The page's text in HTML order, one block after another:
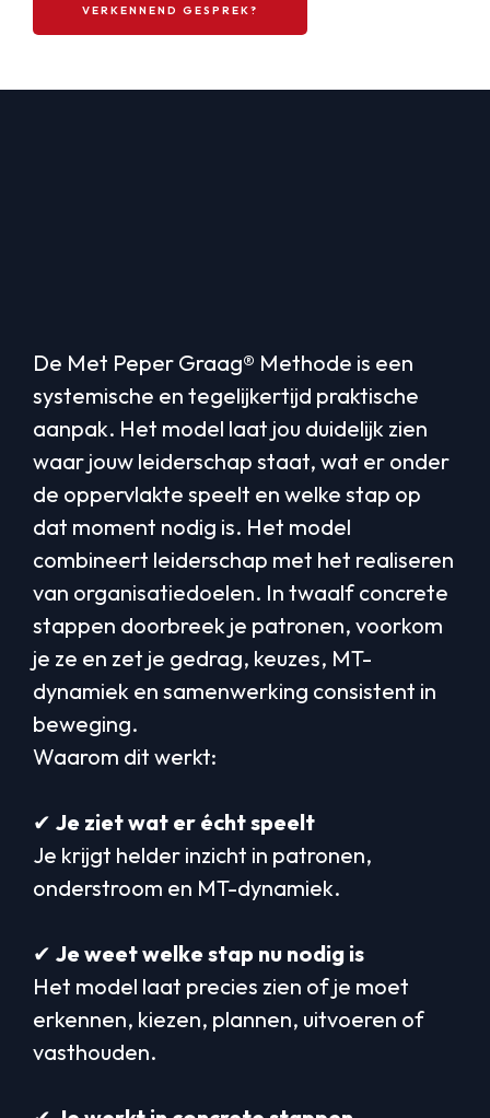
VERKENNEND GESPREK?
De Met Peper Graag® Methode is een
systemische en tegelijkertijd praktische
aanpak. Het model laat jou duidelijk zien
waar jouw leiderschap staat, wat er onder
de oppervlakte speelt en welke stap op
dat moment nodig is. Het model
combineert leiderschap met het realiseren
van organisatiedoelen. In twaalf concrete
stappen doorbreek je patronen, voorkom
je ze en zet je gedrag, keuzes, MT-
dynamiek en samenwerking consistent in
beweging.
Waarom dit werkt:
✔︎ Je ziet wat er écht speelt
Je krijgt helder inzicht in patronen,
onderstroom en MT-dynamiek.
✔︎ Je weet welke stap nu nodig is
Het model laat precies zien of je moet
erkennen, kiezen, plannen, uitvoeren of
vasthouden.